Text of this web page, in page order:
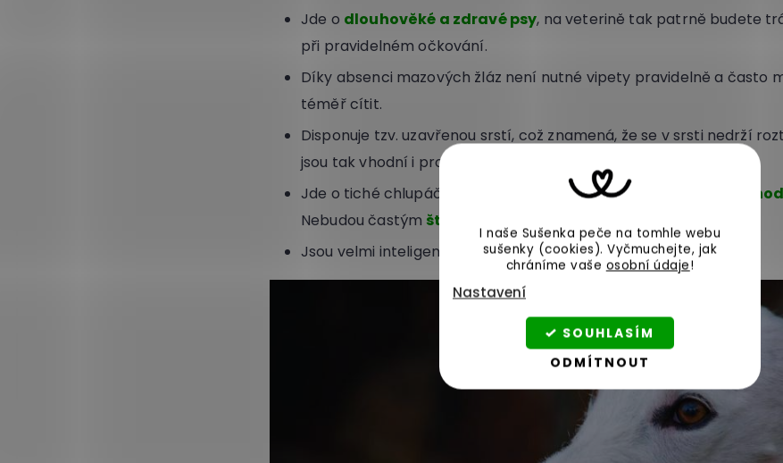
I naše Sušenka peče na tomhle webu
sušenky (cookies).Vyčmuchejte, jak
chráníme vaše osobní údaje!
Nastavení
ODMÍTNOUT
SOUHLASÍM
Jde o dlouhověké a zdravé psy, na veterině tak patrně budete
při pravidelném očkování.
Díky absenci mazových žláz není nutné vipety pravidelně a často
téměř cítit.
Disponuje tzv. uzavřenou srstí, což znamená, že se v srsti nedrží
jsou tak vhodní i pro alergiky.
Jde o tiché chlupáče, což je jeden z důvodů, proč
psi
Nebudou častým štěkotem
Jsou velmi inteligentní, snadno se tedy učí.